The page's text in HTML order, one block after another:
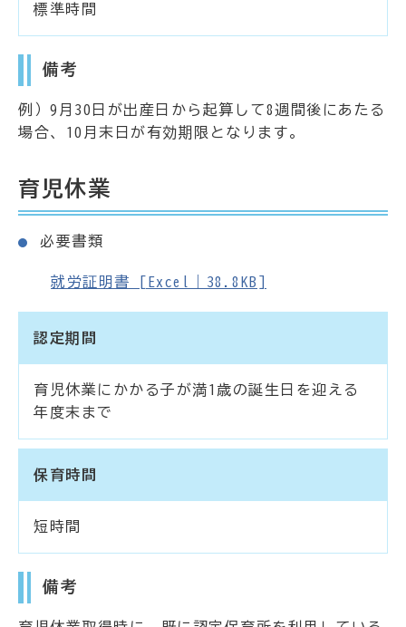
標準時間
備考
例）9月30日が出産日から起算して8週間後にあたる
場合、10月末日が有効期限となります。
育児休業
必要書類
就労証明書 [Excel｜38.8KB]
認定期間
育児休業にかかる子が満1歳の誕生日を迎える
年度末まで
保育時間
短時間
備考